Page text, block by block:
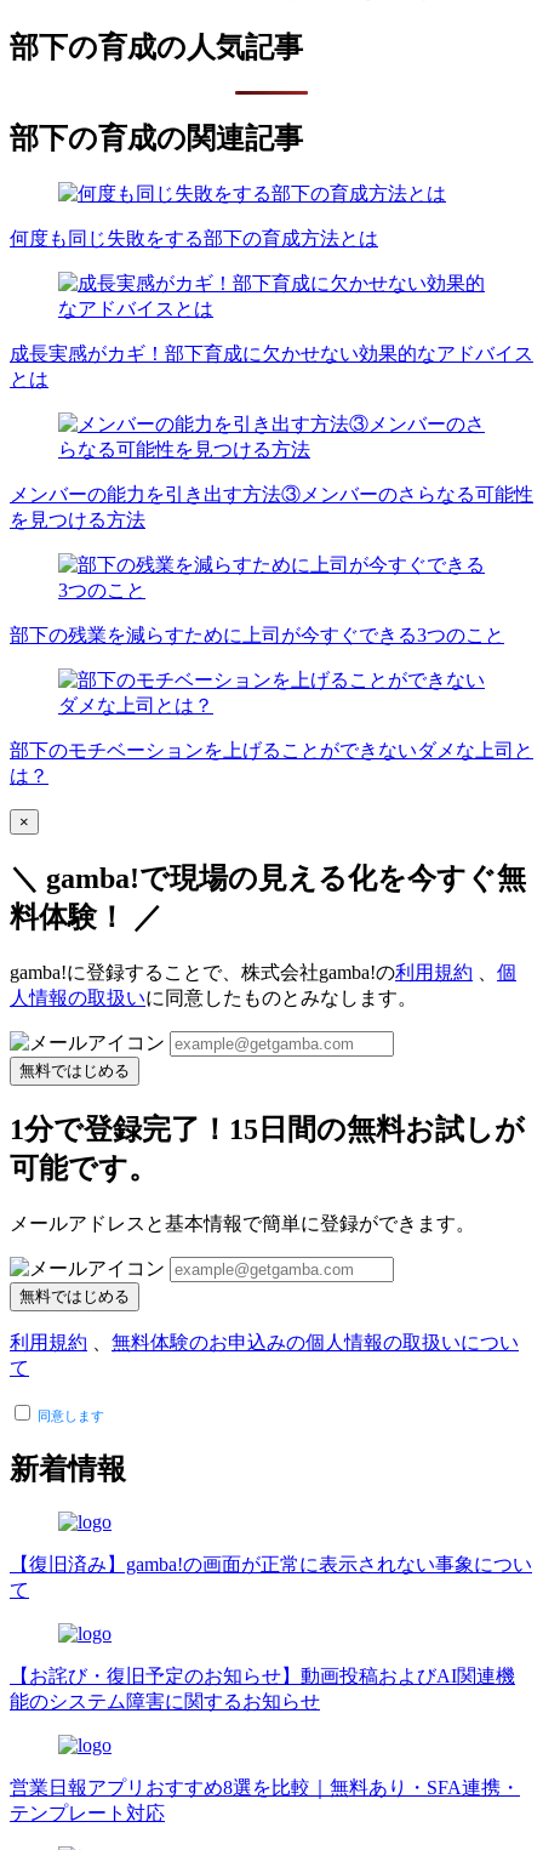
部下の育成の人気記事
部下の育成の関連記事
何度も同じ失敗をする部下の育成方法とは
成長実感がカギ！部下育成に欠かせない効果的なアドバイス
とは
メンバーの能力を引き出す方法③メンバーのさらなる可能性
を見つける方法
部下の残業を減らすために上司が今すぐできる3つのこと
部下のモチベーションを上げることができないダメな上司と
は？
×
＼ gamba!で現場の見える化を今すぐ無
料体験！ ／
gamba!に登録することで、株式会社gamba!の利用規約
個
人情報の取扱いに同意したものとみなします。
無料ではじめる
1分で登録完了！15日間の無料お試しが
可能です。
メールアドレスと基本情報で簡単に登録ができます。
無料ではじめる
利用規約
無料体験のお申込みの個人情報の取扱いについ
て
同意します
新着情報
【復旧済み】gamba!の画面が正常に表示されない事象につい
て
【お詫び・復旧予定のお知らせ】動画投稿およびAI関連機
能のシステム障害に関するお知らせ
営業日報アプリおすすめ8選を比較｜無料あり・SFA連携・
テンプレート対応